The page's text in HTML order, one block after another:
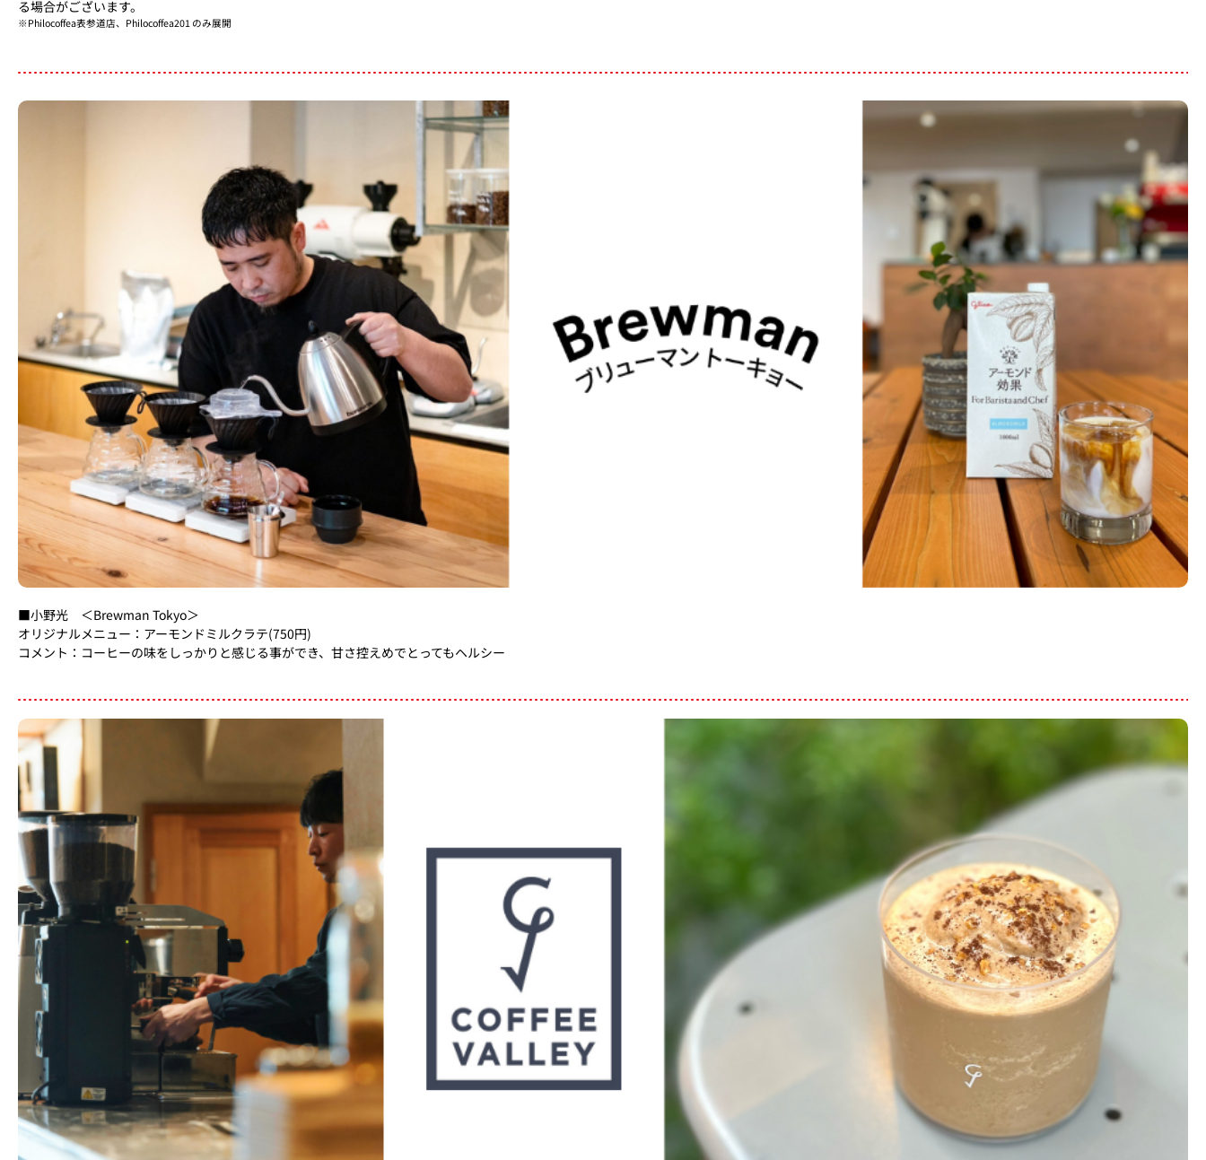
る場合がございます。
※Philocoffea表参道店、Philocoffea201 のみ展開​
■小野光 ＜Brewman Tokyo＞​
オリジナルメニュー：アーモンドミルクラテ(750円)​
コメント：コーヒーの味をしっかりと感じる事ができ、甘さ控えめでとってもヘルシー